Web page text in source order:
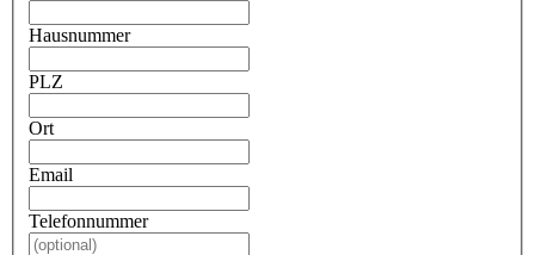
Hausnummer
PLZ
Ort
Email
Telefonnummer